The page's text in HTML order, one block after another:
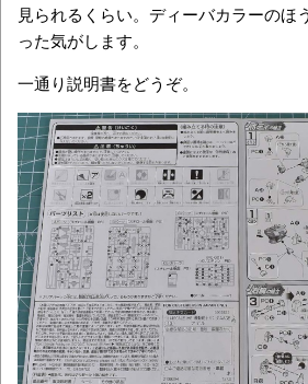
見られるくらい。ディーバカラーのほ
った気がします。
一通り説明書をどうぞ。